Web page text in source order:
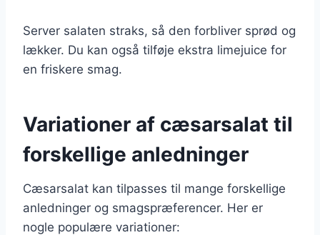
Server salaten straks, så den forbliver sprød og
lækker. Du kan også tilføje ekstra limejuice for
en friskere smag.
Variationer af cæsarsalat til
forskellige anledninger
Cæsarsalat kan tilpasses til mange forskellige
anledninger og smagspræferencer. Her er
nogle populære variationer: